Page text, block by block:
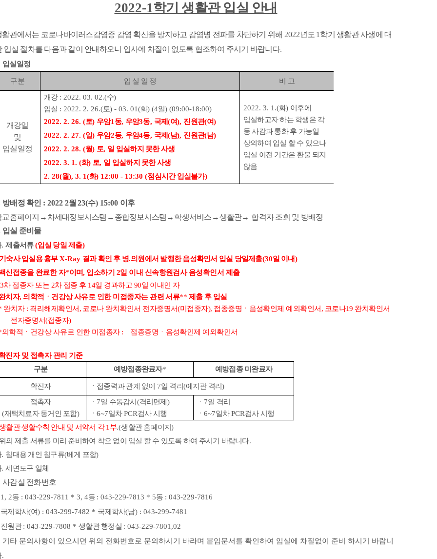
2022-1학기 생활관 입실 안내
활관에서는 코로나바이러스감염증 감염 확산을 방지하고 감염병 전파를 차단하기 위해 2022년도 1 학기 생활관 사생에 대
입실 절차를 다음과 같이 안내하오니 입사에 차질이 없도록 협조하여 주시기 바랍니다.
입실일정
구분 입 실 일 정 비 고
개강일
및
입실일정
개강 : 2022. 03. 02.(수)
입실 : 2022. 2. 26.(토) - 03. 01(화) (4일) (09:00-18:00)
2022. 2. 26. (토) 우암1 동, 우암3동, 국제(여), 진원관(여)
2022. 2. 27. (일) 우암2동, 우암4동, 국제(남), 진원관(남)
2022. 2. 28. (월) 토, 일 입실하지 못한 사생
2022. 3. 1. (화) 토, 일 입실하지 못한 사생
2. 28(월), 3. 1(화) 12:00 - 13:30 (점심시간 입실불가)
2022. 3. 1.(화) 이후에
입실하고자 하는 학생은 각
동 사감과 통화 후 가능일
상의하여 입실 할 수 있으나
입실 이전 기간은 환불 되지
않음
방배정 확인 : 2022 2월23(수) 15:00 이후
교홈페이지 → 차세대정보시스템 → 종합정보시스템 → 학생서비스 →생활관→ 합격자 조회 및 방배정
입실 준비물
.제출서류 (입실 당일 제출)
기숙사 입실용 흉부X-Ray 결과 확인 후 병.의원에서 발행한 음성확인서 입실 당일제출(30일 이내)
신접종을 완료한 자*이며, 입소하기 2일 이내 신속항원검사 음성확인서 제출
차 접종자 또는 2차 접종 후 14일 경과하고 90일 이내인 자
치자, 의학적ㆍ건강상 사유로 인한 미접종자는 관련 서류** 제출 후 입실
완치자 : 격리해제확인서 , 코로나 완치확인서 전자증명서(미접종자), 접종증명ㆍ음성확인제 예외확인서 , 코로나19 완치확인서
전자증명서(접종자)
의학적ㆍ건강상 사유로 인한 미접종자 : 접종증명ㆍ음성확인제 예외확인서
진자 및 접촉자 관리 기준
구분
예방접종완료자* 예방접종 미완료자
확진자 ㆍ접종력과 관계 없이 7일 격리 (예지관 격리)
접촉자
(재택치료자 동거인 포함)
ㆍ 7일 수동감시 (격리면제 )
ㆍ6~7일차PCR검사 시행
ㆍ 7일 격리
ㆍ6~7일차PCR검사 시행
활관 생활수칙 안내 및 서약서 각1 부.(생활관 홈페이지)
위의 제출 서류를 미리 준비하여 착오 없이 입실 할 수 있도록 하여 주시기 바랍니다.
. 침대용 개인 침구류(베게 포함)
.세면도구 일체
사감실 전화번호
2동 : 043-229-7811 * 3, 4동 : 043-229-7813 * 5동 : 043-229-7816
국제학사(여) : 043-299-7482 * 국제학사(남) : 043-299-7481
진원관: 043-229-7808 * 생활관 행정실 : 043-229-7801,02
기타 문의사항이 있으시면 위의 전화번호로 문의하시기 바라며 붙임문서를 확인하여 입실에 차질없이 준비 하시기 바랍니
.